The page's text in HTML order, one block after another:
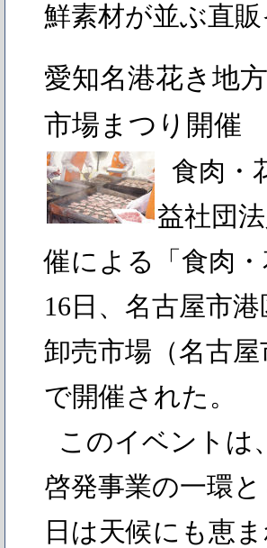
鮮素材が並ぶ直
愛知名港花き地
市場まつり開催
食肉・
益社団
催による「食肉
16日、名古屋市
卸売市場（名古
で開催された。
このイベントは
啓発事業の一環
日は天候にも恵